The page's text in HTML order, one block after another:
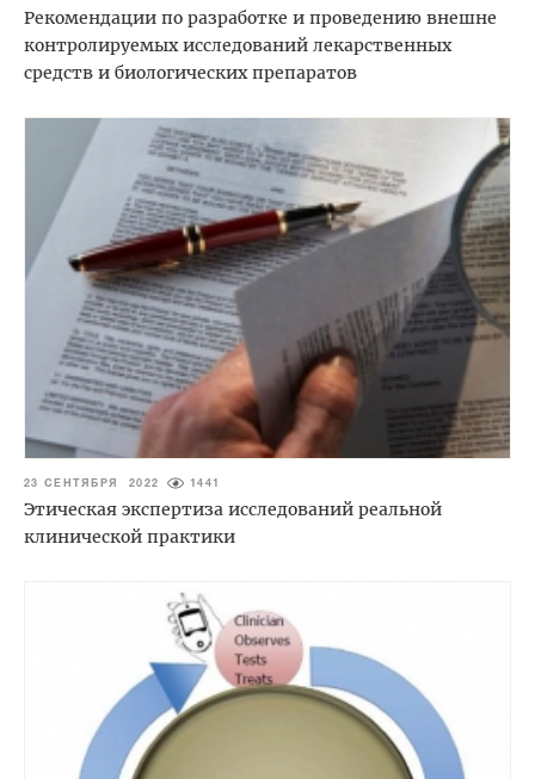
Рекомендации по разработке и проведению внешне
контролируемых исследований лекарственных
средств и биологических препаратов
23 СЕНТЯБРЯ 2022 1441
Этическая экспертиза исследований реальной
клинической практики